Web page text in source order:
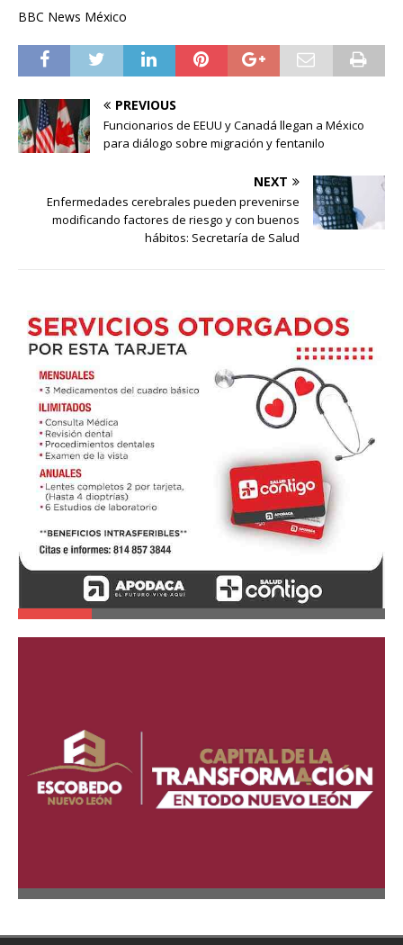
BBC News México
PREVIOUS
Funcionarios de EEUU y Canadá llegan a México
para diálogo sobre migración y fentanilo
NEXT
Enfermedades cerebrales pueden prevenirse
modificando factores de riesgo y con buenos
hábitos: Secretaría de Salud